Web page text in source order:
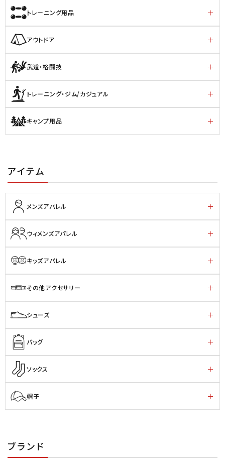
トレーニング用品
アウトドア
武道・格闘技
トレーニング・ジム/カジュアル
キャンプ用品
アイテム
メンズアパレル
ウィメンズアパレル
キッズアパレル
その他アクセサリー
シューズ
バッグ
ソックス
帽子
ブランド